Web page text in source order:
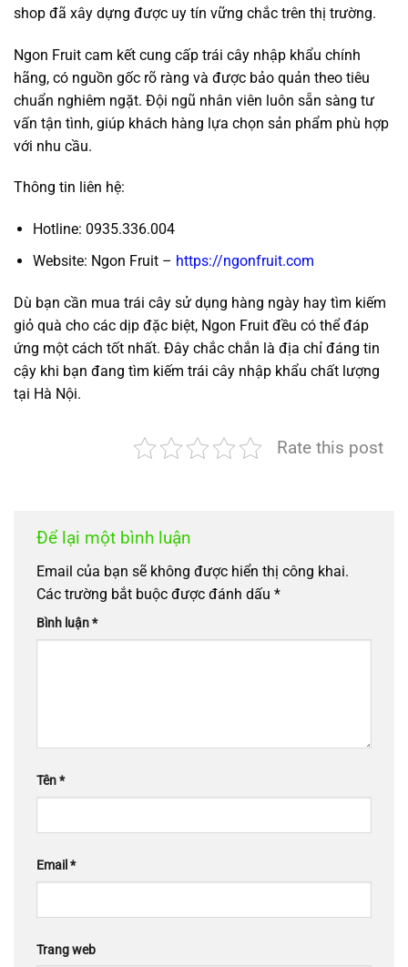
shop đã xây dựng được uy tín vững chắc trên thị trường.
Ngon Fruit cam kết cung cấp trái cây nhập khẩu chính
hãng, có nguồn gốc rõ ràng và được bảo quản theo tiêu
chuẩn nghiêm ngặt. Đội ngũ nhân viên luôn sẵn sàng tư
vấn tận tình, giúp khách hàng lựa chọn sản phẩm phù hợp
với nhu cầu.
Thông tin liên hệ:
Hotline: 0935.336.004
Website: Ngon Fruit – https://ngonfruit.com
Dù bạn cần mua trái cây sử dụng hàng ngày hay tìm kiếm
giỏ quà cho các dịp đặc biệt, Ngon Fruit đều có thể đáp
ứng một cách tốt nhất. Đây chắc chắn là địa chỉ đáng tin
cậy khi bạn đang tìm kiếm trái cây nhập khẩu chất lượng
tại Hà Nội.
Rate this post
Để lại một bình luận
Email của bạn sẽ không được hiển thị công khai.
Các trường bắt buộc được đánh dấu *
Bình luận*
Tên*
Email *
Trang web